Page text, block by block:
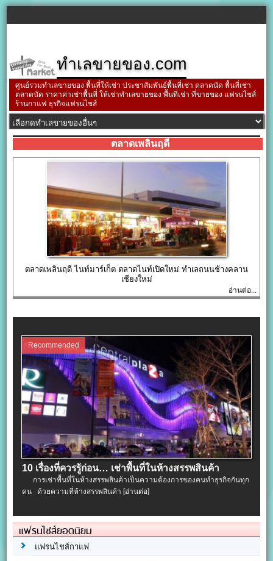
ทำเลขายของ.com
ศูนย์รวมทำเลขายของ พื้นที่ให้เช่า ประชาสัมพันธ์พื้นที่เช่า ตลาดนัด พื้นที่เช่า
ตลาดนัด ราคาค่าเช่าพื้นที่ ให้เช่าทำเลขายของ พื้นที่เช่า ที่ขายของ แฟรนไชส์
ร้านกาแฟ ธุรกิจแฟรนไชส์
ตลาดเพลินฤดี
ตลาดเพลินฤดี ไนท์มาร์เก็ต ตลาดไนท์เปิดใหม่ ทำเลถนนช้างคลาน
เชียงใหม่
อ่านต่อ...
Recommended
10 เรื่องที่ควรรู้ก่อน… เช่าพื้นที่ในห้างสรรพสินค้า
การเช่าพื้นที่ในห้างสรรพสินค้าเป็นความต้องการของคนทำธุรกิจกันทุก
คน ด้วยความที่ห้างสรรพสินค้า[อ่านต่อ]
แฟรนไชส์ยอดนิยม
แฟรนไชส์กาแฟ